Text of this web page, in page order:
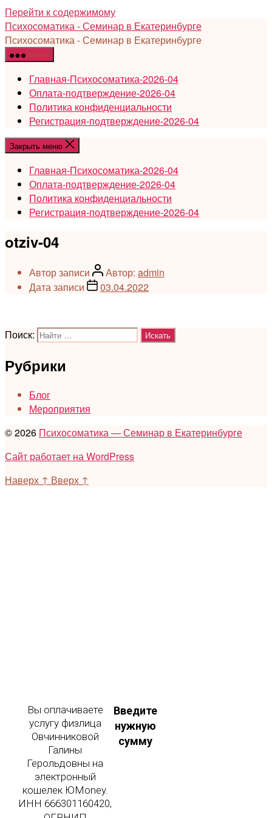
Перейти к содержимому
Психосоматика - Семинар в Екатеринбурге
Психосоматика - Семинар в Екатеринбурге
Меню
Главная-Психосоматика-2026-04
Оплата-подтверждение-2026-04
Политика конфиденциальности
Регистрация-подтверждение-2026-04
Закрыть меню
Главная-Психосоматика-2026-04
Оплата-подтверждение-2026-04
Политика конфиденциальности
Регистрация-подтверждение-2026-04
otziv-04
Автор записи Автор: admin
Дата записи
03.04.2022
Поиск:
Рубрики
Блог
Мероприятия
© 2026 Психосоматика — Семинар в Екатеринбурге
Сайт работает на WordPress
Наверх ↑ Вверх ↑
Вы оплачиваете
услугу физлица
Овчинниковой
Галины
Герольдовны на
электронный
кошелек ЮMoney.
ИНН 666301160420,
Введите
нужную
сумму